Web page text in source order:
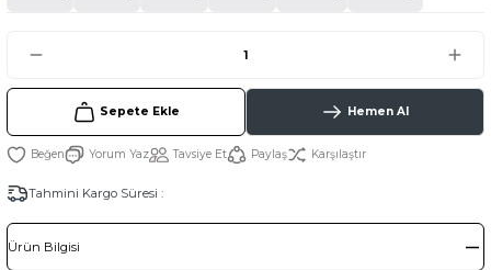
Sepete Ekle Hemen Al
Yorum Yaz Tavsiye Et Paylaş Karşılaştır
Tahmini Kargo Süresi :
Ürün Bilgisi